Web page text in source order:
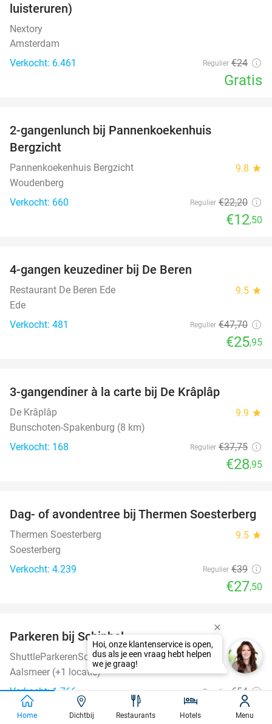
luisteruren)
Nextory
Amsterdam
Verkocht: 6.461
Regulier €24
Gratis
2-gangenlunch bij Pannenkoekenhuis
Bergzicht
Pannenkoekenhuis Bergzicht 9.8 star
Woudenberg
Verkocht: 660
Regulier €22,20
€12,50
4-gangen keuzediner bij De Beren
Restaurant De Beren Ede 9.5 star
Ede
Verkocht: 481
Regulier €47,70
€25,95
3-gangendiner à la carte bij De Krâplâp
De Krâplâp 9.9 star
Bunschoten-Spakenburg (8 km)
Verkocht: 168
Regulier €37,75
€28,95
29%
Dag- of avondentree bij Thermen Soesterberg
Thermen Soesterberg 9.5 star
Soesterberg
Verkocht: 4.239
Regulier €39
€27,50
36%
Parkeren bij Schiphol
ShuttleParkerenSchiphol 7.8star
Aalsmeer (+1 locatie)
Verkocht: 1.766
Regulier €54
€34
Home Dichtbij Restaurants Hotels Menu